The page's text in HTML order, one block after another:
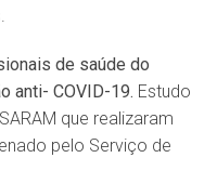
de saúde do
anti- COVID-19. Estudo
que realizaram
pelo Serviço de